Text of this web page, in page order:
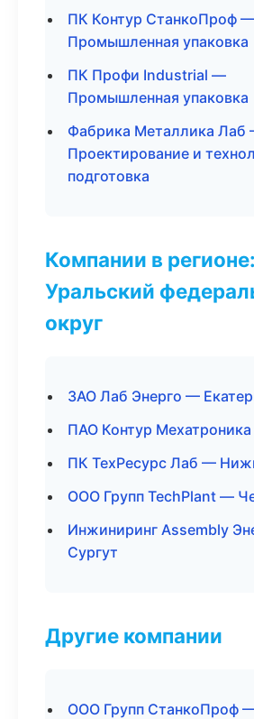
ПК Контур СтанкоПроф —
Промышленная упаковка
ПК Профи Industrial —
Промышленная упаковка
Фабрика Металлика Лаб
Проектирование и
подготовка
Компании в регионе:
Уральский
округ
ЗАО Лаб Энерго —
ПАО Контур
ПК ТехРесурс Лаб —
ООО Групп TechPlant —
Инжиниринг Assembly
Сургут
Другие компании
ООО Групп СтанкоПроф